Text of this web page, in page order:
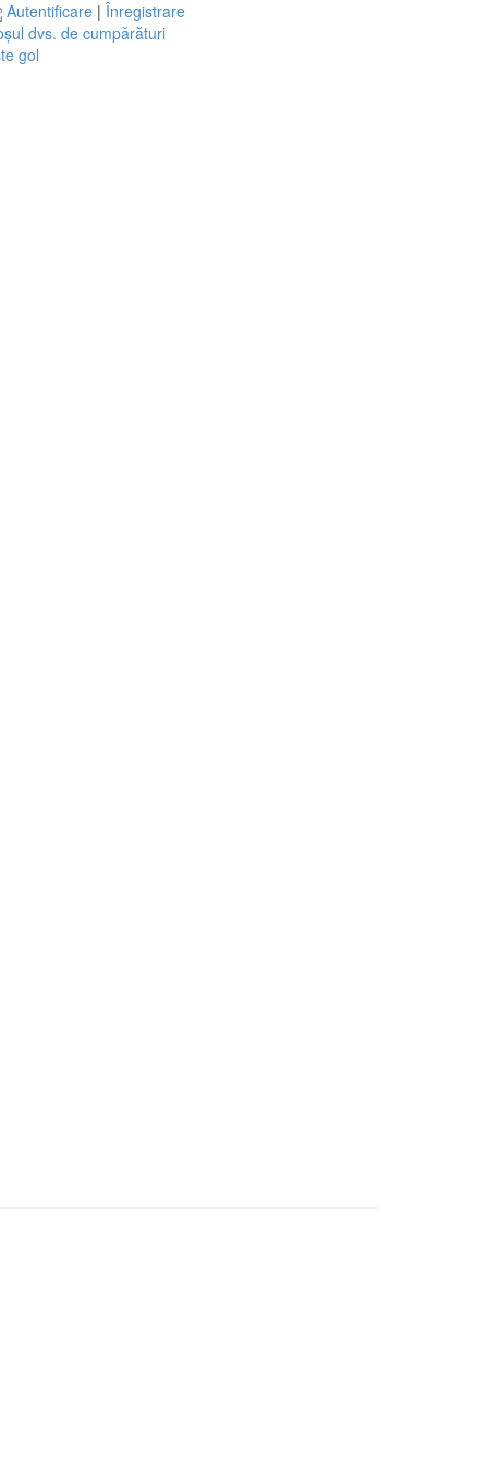
Autentificare | Înregistrare
dvs. de cumpărături
gol